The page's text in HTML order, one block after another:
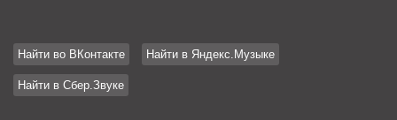
Найти во ВКонтакте Найти в Яндекс.Музыке
Найти в Сбер.Звуке